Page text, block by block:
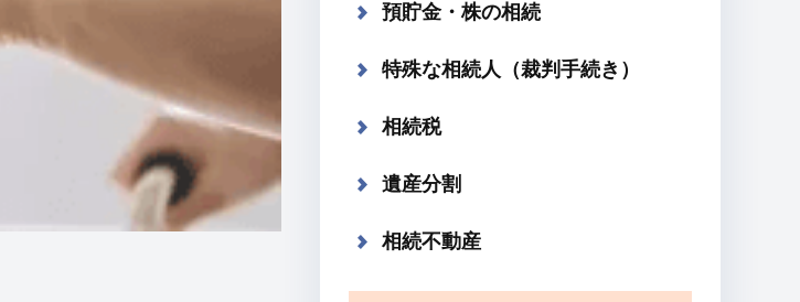
預貯金・株の相続
特殊な相続人（裁判手続き）
相続税
遺産分割
相続不動産